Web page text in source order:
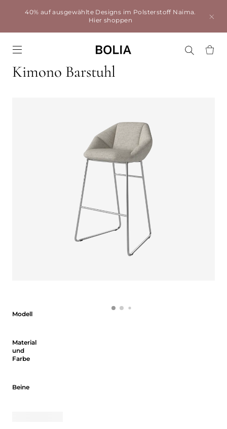
40% auf ausgewählte Designs im Polsterstoff Naima.
Hier shoppen
Kimono Barstuhl
Modell
Material
und
Farbe
Beine